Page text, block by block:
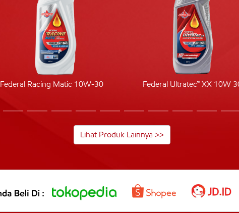
Federal Racing Matic 10W-30 Federal Ultratec™ XX 10W
Lihat Produk Lainnya >>